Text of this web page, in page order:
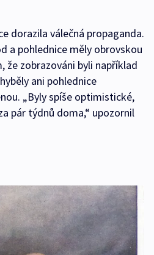
dorazila válečná propaganda.
a pohlednice měly obrovskou
že zobrazováni byli například
ani pohlednice
„Byly spíše optimistické,
pár týdnů doma,“ upozornil